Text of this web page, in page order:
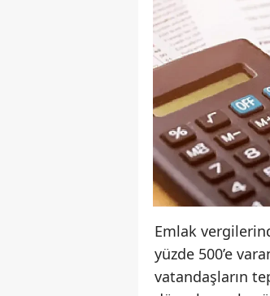
Emlak
yüzde 500’e
vatandaşların